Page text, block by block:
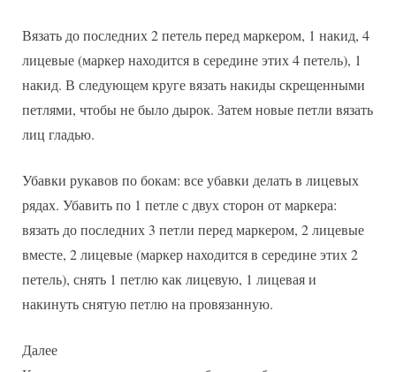
Вязать до последних 2 петель перед маркером, 1 накид, 4
лицевые (маркер находится в середине этих 4 петель), 1
накид. В следующем круге вязать накиды скрещенными
петлями, чтобы не было дырок. Затем новые петли вязать
лиц гладью.
Убавки рукавов по бокам: все убавки делать в лицевых
рядах. Убавить по 1 петле с двух сторон от маркера:
вязать до последних 3 петли перед маркером, 2 лицевые
вместе, 2 лицевые (маркер находится в середине этих 2
петель), снять 1 петлю как лицевую, 1 лицевая и
накинуть снятую петлю на провязанную.
Далее